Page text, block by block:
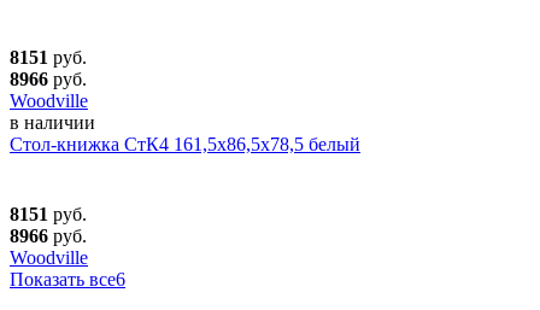
8151 руб.
8966 руб.
Woodville
в наличии
Стол-книжка СтК4 161,5х86,5х78,5 белый
8151 руб.
8966 руб.
Woodville
Показать все6